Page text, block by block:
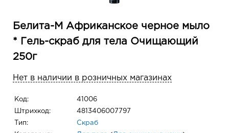
Белита-М Африканское черное мыло
* Гель-скраб для тела Очищающий
250г
Нет в наличии в розничных магазинах
Код: 41006
Штрихкод: 4813406007797
Тип: Скраб